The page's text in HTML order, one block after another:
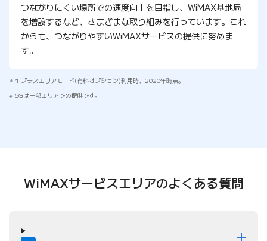
つながりにくい場所での速度向上を目指し、WiMAX基地局
を増設するなど、さまざまな取り組みを行っています。これ
からも、つながりやすいWiMAXサービスの提供に努めま
す。
1 プラスエリアモード(有料オプション)利用時、2020年時点。
5Gは一部エリアでの提供です。
WiMAXサービスエリアのよくある質問